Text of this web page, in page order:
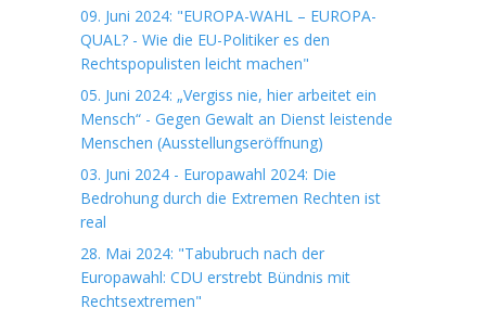
09. Juni 2024: "EUROPA-WAHL – EUROPA-
QUAL? - Wie die EU-Politiker es den
Rechtspopulisten leicht machen"
05. Juni 2024: „Vergiss nie, hier arbeitet ein
Mensch“ - Gegen Gewalt an Dienst leistende
Menschen (Ausstellungseröffnung)
03. Juni 2024 - Europawahl 2024: Die
Bedrohung durch die Extremen Rechten ist
real
28. Mai 2024: "Tabubruch nach der
Europawahl: CDU erstrebt Bündnis mit
Rechtsextremen"